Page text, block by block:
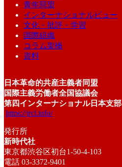
青年同盟
インターナショナルビュー
文化・批評・学習
国際組織
コラム架橋
資料
日本革命的共産主義者同盟
国際主義労働者全国協議会
第四インターナショナル日本支部
https://jrcl.info/
発行所
新時代社
東京都渋谷区初台1-50-4-103
電話 03-3372-9401